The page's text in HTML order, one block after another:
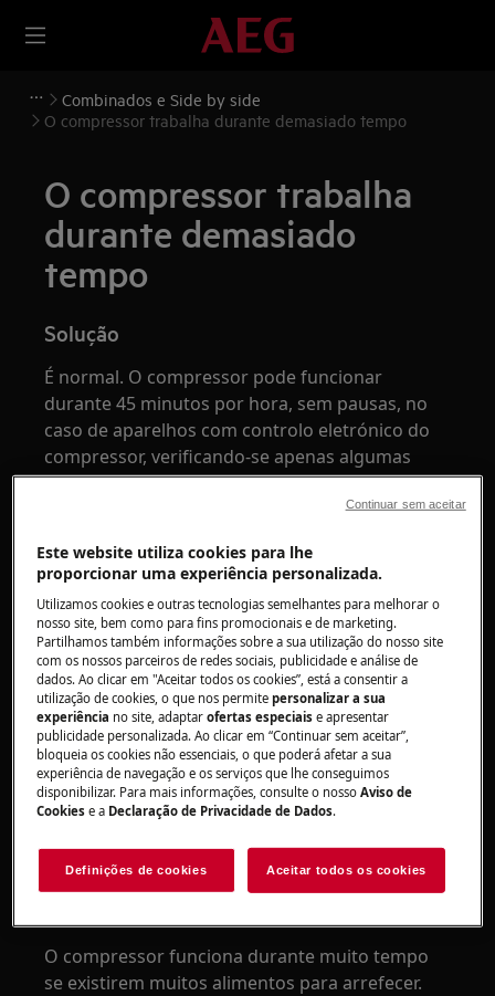
Combinados e Side by side
O compressor trabalha durante demasiado tempo
O compressor trabalha
durante demasiado
tempo
Solução
É normal. O compressor pode funcionar
durante 45 minutos por hora, sem pausas, no
caso de aparelhos com controlo eletrónico do
compressor, verificando-se apenas algumas
variações de intensidade.
congelador estiver normal, não há razão
para preocupação.
Podem existir outras razões para o compressor
funcionar durante períodos prolongados.
A temperatura selecionada não é adequada
A temperatura normal é 4 - 5 °C nos frigoríficos
e -18 °C no máximo nos congeladores. Se a
regulação de temperatura for demasiado baixa,
o tempo de funcionamento do compressor
Colocou uma grande quantidade de alimentos
O compressor funciona durante muito tempo
se existirem muitos alimentos para arrefecer.
Este website utiliza cookies para lhe
proporcionar uma experiência personalizada.
Utilizamos cookies e outras tecnologias semelhantes para melhorar o
nosso site, bem como para fins promocionais e de marketing.
Partilhamos também informações sobre a sua utilização do nosso site
com os nossos parceiros de redes sociais, publicidade e análise de
dados. Ao clicar em "Aceitar todos os cookies”, está a consentir a
utilização de cookies, o que nos permitepersonalizar a sua
experiência no site, adaptarofertas especiaise apresentar
publicidade personalizada. Ao clicar em “Continuar sem aceitar”,
bloqueia os cookies não essenciais, o que poderá afetar a sua
experiência de navegação e os serviços que lhe conseguimos
disponibilizar. Para mais informações, consulte o nossoAviso de
Cookies e a Declaração de Privacidade de Dados.
Definições de cookies Aceitar todos os cookies
Continuar sem aceitar